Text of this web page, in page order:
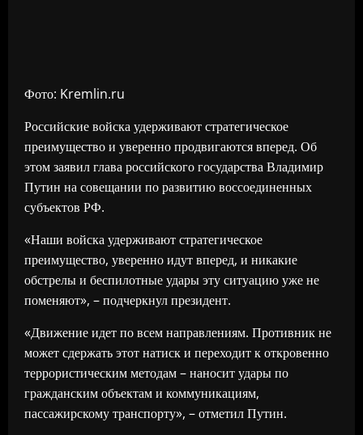
Фото: Kremlin.ru
Российские войска удерживают стратегическое
преимущество и уверенно продвигаются вперед. Об
этом заявил глава российского государства Владимир
Путин на совещании по развитию воссоединенных
субъектов РФ.
«Наши войска удерживают стратегическое
преимущество, уверенно идут вперед, и никакие
обстрелы и беспилотные удары эту ситуацию уже не
поменяют», – подчеркнул президент.
«Движение идет по всем направлениям. Противник не
может сдержать этот натиск и переходит к откровенно
террористическим методам – наносит удары по
гражданским объектам и коммуникациям,
пассажирскому транспорту», – отметил Путин.